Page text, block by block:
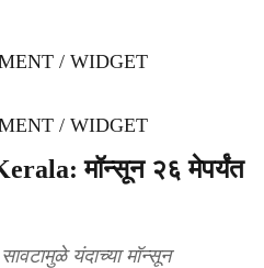
/ WIDGET
/ WIDGET
मॉन्सून २६ मेपर्यंत
यंदाच्या मॉन्सून